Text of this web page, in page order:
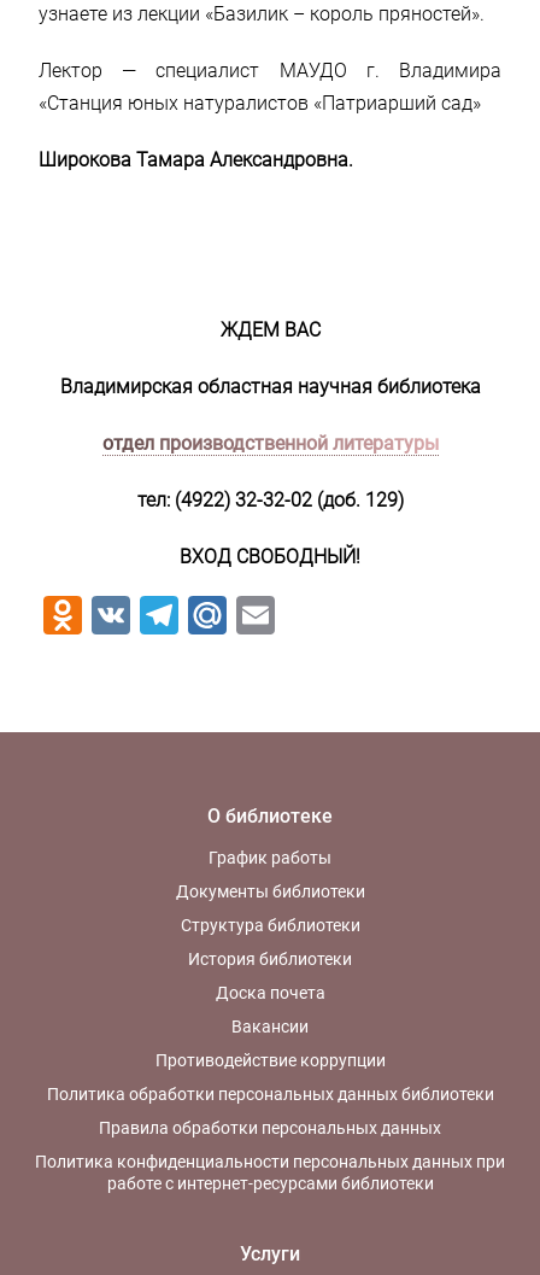
узнаете из лекции «Базилик – король пряностей».
Лектор — специалист МАУДО г. Владимира
«Станция юных натуралистов «Патриарший сад»
Широкова Тамара Александровна.
ЖДЕМ ВАС
Владимирская областная научная библиотека
отдел производственной литературы
тел: (4922) 32-32-02 (доб. 129)
ВХОД СВОБОДНЫЙ!
Odnoklassniki
VK Telegram
Mail.Ru
О библиотеке
График работы
Документы библиотеки
Структура библиотеки
История библиотеки
Доска почета
Вакансии
Противодействие коррупции
Политика обработки персональных данных библиотеки
Правила обработки персональных данных
Политика конфиденциальности персональных данных при
работе с интернет-ресурсами библиотеки
Услуги